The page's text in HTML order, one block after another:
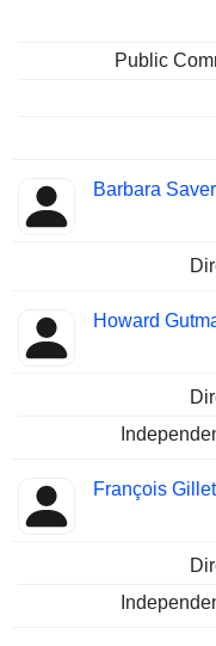
Public
Barbara
Howard
François Gillet